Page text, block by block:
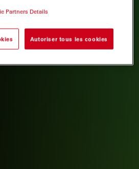
Partners Details
Autoriser tous les cookies